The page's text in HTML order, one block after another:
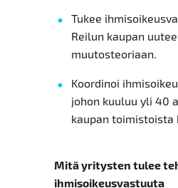
Tukee
Reilun kaupan
muutosteoriaan.
Koordinoi
johon kuuluu yli 40
kaupan
Mitä yritysten tulee
ihmisoikeusvastuuta